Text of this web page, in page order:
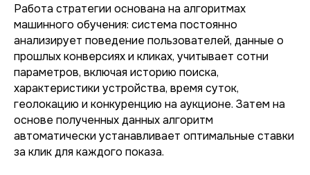
Работа стратегии основана на алгоритмах
машинного обучения: система постоянно
анализирует поведение пользователей, данные о
прошлых конверсиях и кликах, учитывает сотни
параметров, включая историю поиска,
характеристики устройства, время суток,
геолокацию и конкуренцию на аукционе. Затем на
основе полученных данных алгоритм
автоматически устанавливает оптимальные ставки
за клик для каждого показа.